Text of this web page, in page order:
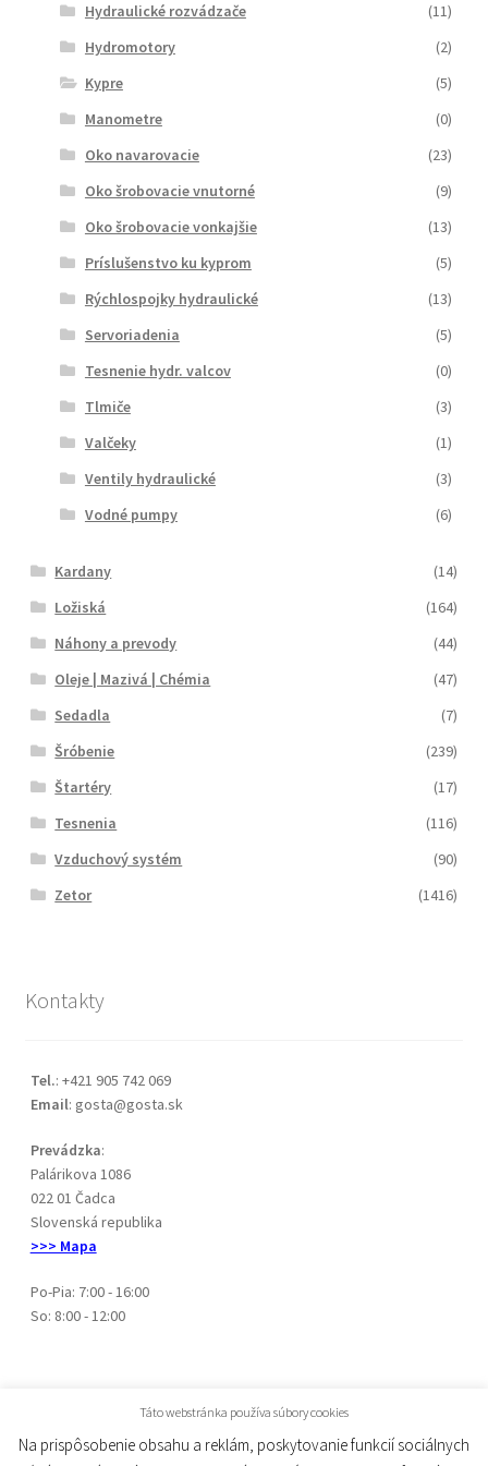
Hydraulické rozvádzače
(11)
Hydromotory
(2)
Kypre
(5)
Manometre
(0)
Oko navarovacie
(23)
Oko šrobovacie vnutorné
(9)
Oko šrobovacie vonkajšie
(13)
Príslušenstvo ku kyprom
(5)
Rýchlospojky hydraulické
(13)
Servoriadenia
(5)
Tesnenie hydr. valcov
(0)
Tlmiče
(3)
Valčeky
(1)
Ventily hydraulické
(3)
Vodné pumpy
(6)
Kardany
(14)
Ložiská
(164)
Náhony a prevody
(44)
Oleje | Mazivá | Chémia
(47)
Sedadla
(7)
Šróbenie
(239)
Štartéry
(17)
Tesnenia
(116)
Vzduchový systém
(90)
Zetor
(1416)
Kontakty
Tel.: +421 905 742 069
Email: gosta@gosta.sk
Prevádzka:
Palárikova 1086
022 01 Čadca
Slovenská republika
>>> Mapa
Po-Pia: 7:00 - 16:00
So: 8:00 - 12:00
Táto webstránka používa súbory cookies
Na prispôsobenie obsahu a reklám, poskytovanie funkcií sociálnych